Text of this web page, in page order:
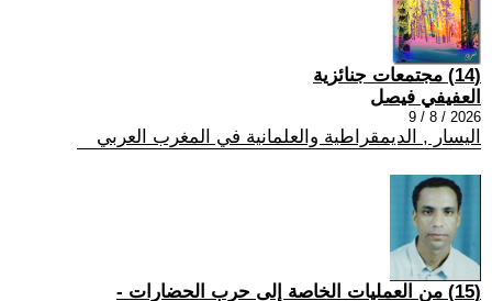
(14) مجتمعات جنائزية
العفيفي فيصل
2026 / 8 / 9
اليسار , الديمقراطية والعلمانية في المغرب العربي
(15) من العمليات الخاصة إلى حرب الحضارات -